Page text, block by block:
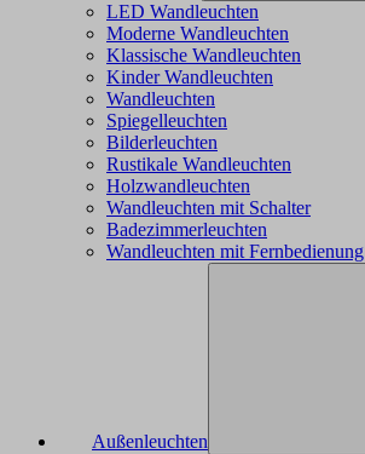
LED Wandleuchten
Moderne Wandleuchten
Klassische Wandleuchten
Kinder Wandleuchten
Wandleuchten
Spiegelleuchten
Bilderleuchten
Rustikale Wandleuchten
Holzwandleuchten
Wandleuchten mit Schalter
Badezimmerleuchten
Wandleuchten mit Fernbedienung
Außenleuchten